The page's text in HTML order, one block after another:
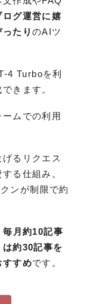
ログ運営に嬉
たり のAIツ
4 Turboを利
きます。
ムでの利用
るリクエス
る仕組み。
ンが制限で約
毎月約10記事
約30記事を
すすめです。